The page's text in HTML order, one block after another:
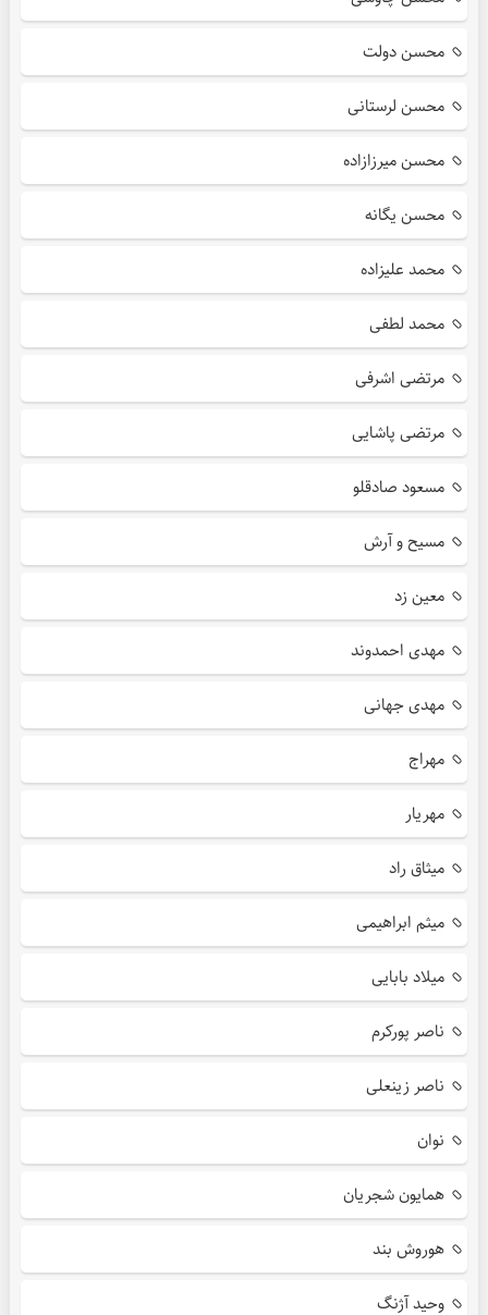
محسن دولت
محسن لرستانی
محسن میرزازاده
محسن یگانه
محمد علیزاده
محمد لطفی
مرتضی اشرفی
مرتضی پاشایی
مسعود صادقلو
مسیح و آرش
معین زد
مهدی احمدوند
مهدی جهانی
مهراج
مهریار
میثاق راد
میثم ابراهیمی
میلاد بابایی
ناصر پورکرم
ناصر زینعلی
نوان
همایون شجریان
هوروش بند
وحید آژنگ